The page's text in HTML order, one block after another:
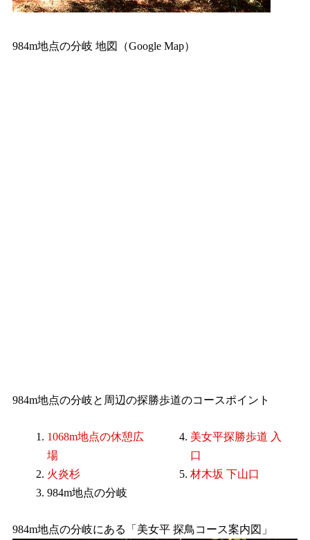
984m地点の分岐 地図（Google Map）
984m地点の分岐と周辺の探勝歩道のコースポイント
1068m地点の休憩広
場
火炎杉
984m地点の分岐
美女平探勝歩道 入
口
材木坂 下山口
984m地点の分岐にある「美女平 探鳥コース案内図」